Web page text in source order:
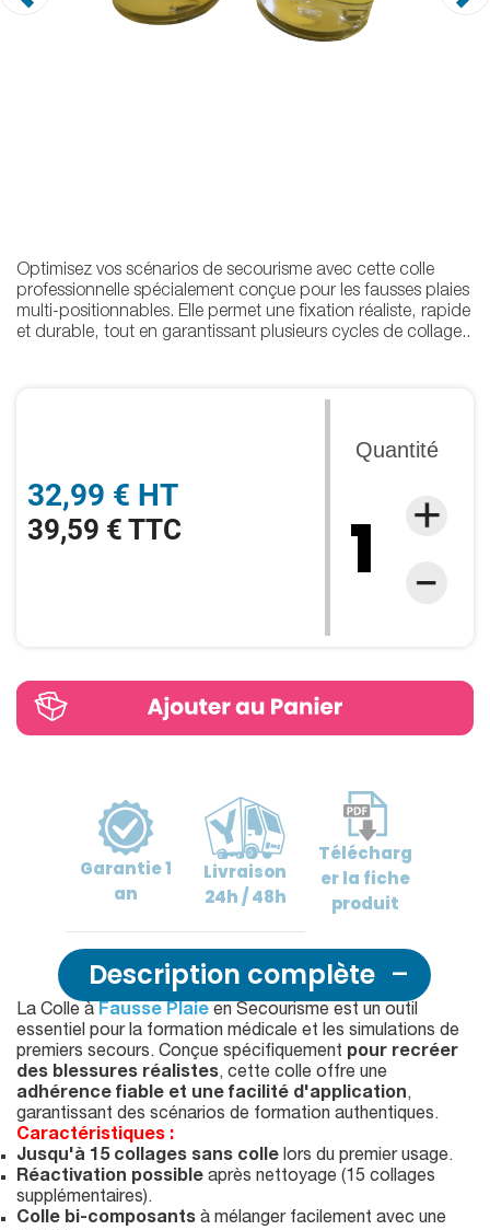
32,99 € HT
39,59 € TTC
Quantité
Optimisez vos scénarios de secourisme avec cette colle
professionnelle spécialement conçue pour les fausses plaies
multi-positionnables. Elle permet une fixation réaliste, rapide
et durable, tout en garantissant plusieurs cycles de collage..
Garantie1
an
Livraison
24h / 48h
Télécharg
erla fiche
produit
Description complète
La Colle à Fausse Plaie en Secourisme est un outil
essentiel pour la formation médicale et les simulations de
premiers secours. Conçue spécifiquement pour recréer
des blessures réalistes, cette colle offre une
adhérence fiable et une facilité d'application,
garantissant des scénarios de formation authentiques.
Caractéristiques :
Jusqu'à 15 collages sans colle lors du premier usage.
Réactivation possible après nettoyage (15 collages
supplémentaires).
Colle bi-composants à mélanger facilement avec une